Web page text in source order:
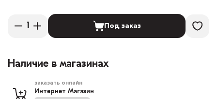
Под заказ
Наличие в магазинах
заказать онлайн
Интернет Магазин